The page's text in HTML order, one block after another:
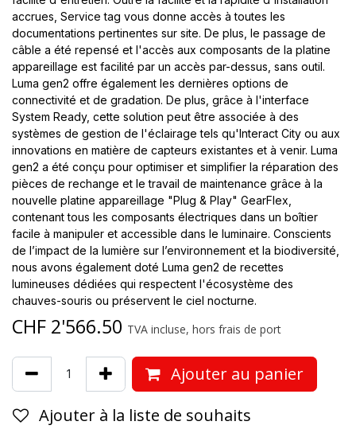
accrues, Service tag vous donne accès à toutes les
documentations pertinentes sur site. De plus, le passage de
câble a été repensé et l'accès aux composants de la platine
appareillage est facilité par un accès par-dessus, sans outil.
Luma gen2 offre également les dernières options de
connectivité et de gradation. De plus, grâce à l'interface
System Ready, cette solution peut être associée à des
systèmes de gestion de l'éclairage tels qu'Interact City ou aux
innovations en matière de capteurs existantes et à venir. Luma
gen2 a été conçu pour optimiser et simplifier la réparation des
pièces de rechange et le travail de maintenance grâce à la
nouvelle platine appareillage "Plug & Play" GearFlex,
contenant tous les composants électriques dans un boîtier
facile à manipuler et accessible dans le luminaire. Conscients
de l’impact de la lumière sur l’environnement et la biodiversité,
nous avons également doté Luma gen2 de recettes
lumineuses dédiées qui respectent l'écosystème des
chauves-souris ou préservent le ciel nocturne.
CHF 2'566.50 TVA incluse, hors frais de port
Ajouter au panier
Ajouter à la liste de souhaits